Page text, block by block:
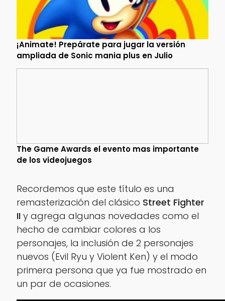
¡Animate! Prepárate para jugar la versión
ampliada de Sonic mania plus en Julio
The Game Awards el evento mas importante
de los videojuegos
Recordemos que este título es una
remasterización del clásico Street Fighter
II y agrega algunas novedades como el
hecho de cambiar colores a los
personajes, la inclusión de 2 personajes
nuevos (Evil Ryu y Violent Ken) y el modo
primera persona que ya fue mostrado en
un par de ocasiones.